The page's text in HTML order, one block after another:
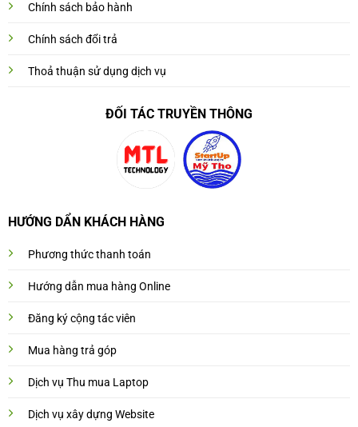
Chính sách bảo hành
Chính sách đổi trả
Thoả thuận sử dụng dịch vụ
ĐỐI TÁC TRUYỀN THÔNG
HƯỚNG DẨN KHÁCH HÀNG
Phương thức thanh toán
Hướng dẫn mua hàng Online
Đăng ký cộng tác viên
Mua hàng trả góp
Dịch vụ Thu mua Laptop
Dịch vụ xây dựng Website